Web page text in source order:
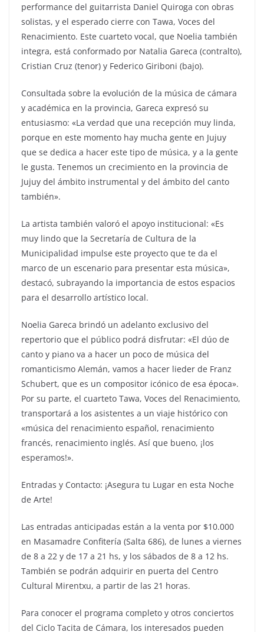
performance del guitarrista Daniel Quiroga con obras
solistas, y el esperado cierre con Tawa, Voces del
Renacimiento. Este cuarteto vocal, que Noelia también
integra, está conformado por Natalia Gareca (contralto),
Cristian Cruz (tenor) y Federico Giriboni (bajo).
Consultada sobre la evolución de la música de cámara
y académica en la provincia, Gareca expresó su
entusiasmo: «La verdad que una recepción muy linda,
porque en este momento hay mucha gente en Jujuy
que se dedica a hacer este tipo de música, y a la gente
le gusta. Tenemos un crecimiento en la provincia de
Jujuy del ámbito instrumental y del ámbito del canto
también».
La artista también valoró el apoyo institucional: «Es
muy lindo que la Secretaría de Cultura de la
Municipalidad impulse este proyecto que te da el
marco de un escenario para presentar esta música»,
destacó, subrayando la importancia de estos espacios
para el desarrollo artístico local.
Noelia Gareca brindó un adelanto exclusivo del
repertorio que el público podrá disfrutar: «El dúo de
canto y piano va a hacer un poco de música del
romanticismo Alemán, vamos a hacer lieder de Franz
Schubert, que es un compositor icónico de esa época».
Por su parte, el cuarteto Tawa, Voces del Renacimiento,
transportará a los asistentes a un viaje histórico con
«música del renacimiento español, renacimiento
francés, renacimiento inglés. Así que bueno, ¡los
esperamos!».
Entradas y Contacto: ¡Asegura tu Lugar en esta Noche
de Arte!
Las entradas anticipadas están a la venta por $10.000
en Masamadre Confitería (Salta 686), de lunes a viernes
de 8 a 22 y de 17 a 21 hs, y los sábados de 8 a 12 hs.
También se podrán adquirir en puerta del Centro
Cultural Mirentxu, a partir de las 21 horas.
Para conocer el programa completo y otros conciertos
del Ciclo Tacita de Cámara, los interesados pueden